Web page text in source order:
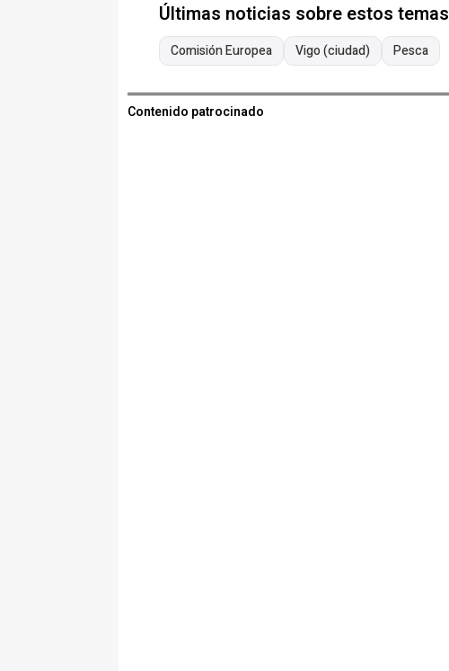
Últimas noticias sobre estos temas
Comisión Europea Vigo (ciudad) Pesca
Contenido patrocinado